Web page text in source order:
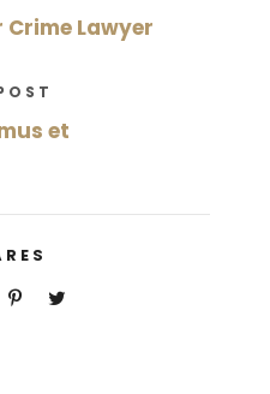
Crime Lawyer
et